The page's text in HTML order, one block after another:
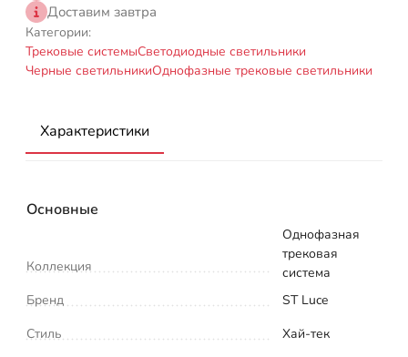
Доставим завтра
Категории:
Трековые системыСветодиодные светильники
Черные светильникиОднофазные трековые светильники
Характеристики
Основные
Коллекция
Однофазная
трековая
система
Бренд
ST Luce
Стиль
Хай-тек